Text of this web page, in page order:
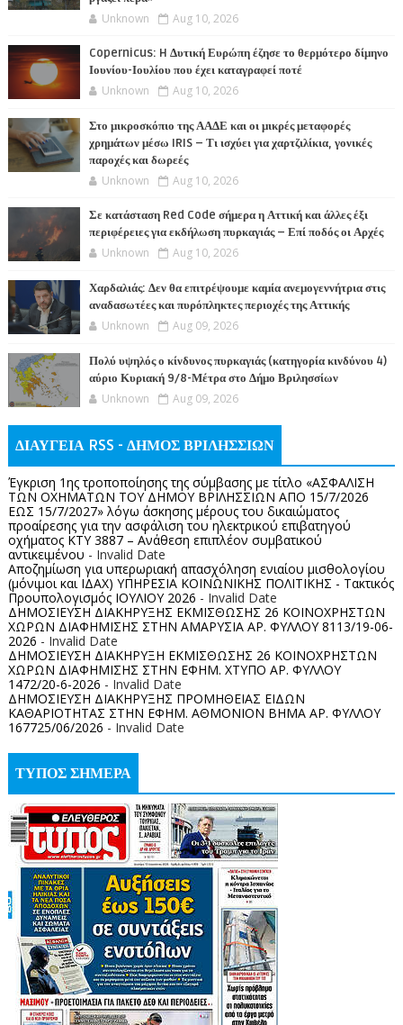
Unknown Aug 10, 2026
Copernicus: H Δυτική Ευρώπη έζησε το θερμότερο δίμηνο
Ιουνίου-Ιουλίου που έχει καταγραφεί ποτέ
Unknown Aug 10, 2026
Στο μικροσκόπιο της ΑΑΔΕ και οι μικρές μεταφορές
χρημάτων μέσω IRIS – Τι ισχύει για χαρτζιλίκια, γονικές
παροχές και δωρεές
Unknown Aug 10, 2026
Σε κατάσταση Red Code σήμερα η Αττική και άλλες έξι
περιφέρειες για εκδήλωση πυρκαγιάς – Επί ποδός οι Αρχές
Unknown Aug 10, 2026
Χαρδαλιάς: Δεν θα επιτρέψουμε καμία ανεμογεννήτρια στις
αναδασωτέες και πυρόπληκτες περιοχές της Αττικής
Unknown Aug 09, 2026
Πολύ υψηλός ο κίνδυνος πυρκαγιάς (κατηγορία κινδύνου 4)
αύριο Κυριακή 9/8-Μέτρα στο Δήμο Βριλησσίων
Unknown Aug 09, 2026
ΔΙΑΥΓΕΙΑ RSS - ΔΗΜΟΣ ΒΡΙΛΗΣΣΙΩΝ
Έγκριση 1ης τροποποίησης της σύμβασης με τίτλο «ΑΣΦΑΛΙΣΗ
ΤΩΝ ΟΧΗΜΑΤΩΝ ΤΟΥ ΔΗΜΟΥ ΒΡΙΛΗΣΣΙΩΝ ΑΠΟ 15/7/2026
ΕΩΣ 15/7/2027» λόγω άσκησης μέρους του δικαιώματος
προαίρεσης για την ασφάλιση του ηλεκτρικού επιβατηγού
οχήματος ΚΤΥ 3887 – Ανάθεση επιπλέον συμβατικού
αντικειμένου - Invalid Date
Αποζημίωση για υπερωριακή απασχόληση ενιαίου μισθολογίου
(μόνιμοι και ΙΔΑΧ) ΥΠΗΡΕΣΙΑ ΚΟΙΝΩΝΙΚΗΣ ΠΟΛΙΤΙΚΗΣ - Τακτικός
Προυπολογισμός ΙΟΥΛΙΟΥ 2026 - Invalid Date
ΔΗΜΟΣΙΕΥΣΗ ΔΙΑΚΗΡΥΞΗΣ ΕΚΜΙΣΘΩΣΗΣ 26 ΚΟΙΝΟΧΡΗΣΤΩΝ
ΧΩΡΩΝ ΔΙΑΦΗΜΙΣΗΣ ΣΤΗΝ ΑΜΑΡΥΣΙΑ ΑΡ. ΦΥΛΛΟΥ 8113/19-06-
2026 - Invalid Date
ΔΗΜΟΣΙΕΥΣΗ ΔΙΑΚΗΡΥΞΗ ΕΚΜΙΣΘΩΣΗΣ 26 ΚΟΙΝΟΧΡΗΣΤΩΝ
ΧΩΡΩΝ ΔΙΑΦΗΜΙΣΗΣ ΣΤΗΝ ΕΦΗΜ. ΧΤΥΠΟ ΑΡ. ΦΥΛΛΟΥ
1472/20-6-2026 - Invalid Date
ΔΗΜΟΣΙΕΥΣΗ ΔΙΑΚΗΡΥΞΗΣ ΠΡΟΜΗΘΕΙΑΣ ΕΙΔΩΝ
ΚΑΘΑΡΙΟΤΗΤΑΣ ΣΤΗΝ ΕΦΗΜ. ΑΘΜΟΝΙΟΝ ΒΗΜΑ ΑΡ. ΦΥΛΛΟΥ
167725/06/2026 - Invalid Date
ΤΥΠΟΣ ΣΗΜΕΡΑ